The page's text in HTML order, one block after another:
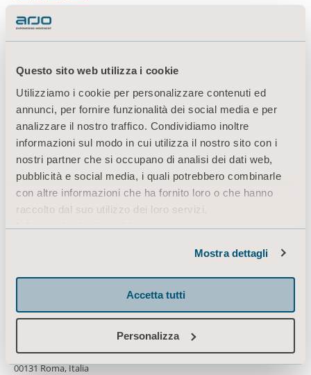
Questo sito web utilizza i cookie
Utilizziamo i cookie per personalizzare contenuti ed
annunci, per fornire funzionalità dei social media e per
analizzare il nostro traffico. Condividiamo inoltre
informazioni sul modo in cui utilizza il nostro sito con i
nostri partner che si occupano di analisi dei dati web,
pubblicità e social media, i quali potrebbero combinarle
con altre informazioni che ha fornito loro o che hanno
raccolto dal suo utilizzo dei loro servizi.
Informazioni sui cookie
Mostra dettagli
Accetta tutti
Personalizza
About us
Prodotti
Servizi e soluzioni
Conoscenze
Contatti
Stampa
Architetti e progettisti
Via Giacomo Peroni 400-402
00131 Roma, Italia